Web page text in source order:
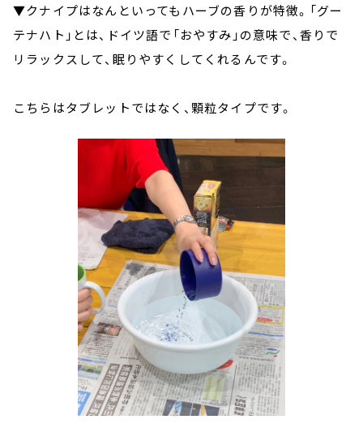
▼クナイプはなんといってもハーブの香りが特徴。「グー
テナハト」とは、ドイツ語で「おやすみ」の意味で、香りで
リラックスして、眠りやすくしてくれるんです。
こちらはタブレットではなく、顆粒タイプです。